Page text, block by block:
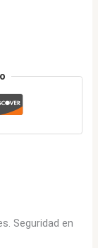
Seguridad en